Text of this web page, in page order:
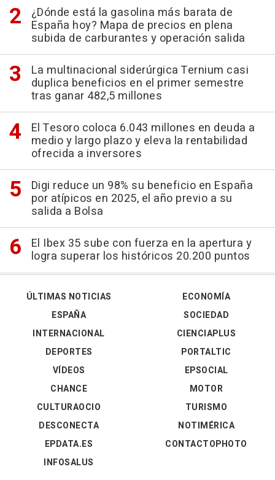
¿Dónde está la gasolina más barata de
España hoy? Mapa de precios en plena
subida de carburantes y operación salida
La multinacional siderúrgica Ternium casi
duplica beneficios en el primer semestre
tras ganar 482,5 millones
El Tesoro coloca 6.043 millones en deuda a
medio y largo plazo y eleva la rentabilidad
ofrecida a inversores
Digi reduce un 98% su beneficio en España
por atípicos en 2025, el año previo a su
salida a Bolsa
El Ibex 35 sube con fuerza en la apertura y
logra superar los históricos 20.200 puntos
ÚLTIMAS NOTICIAS
ESPAÑA
INTERNACIONAL
DEPORTES
VÍDEOS
ECONOMÍA
SOCIEDAD
CIENCIAPLUS
PORTALTIC
EPSOCIAL
CHANCE
CULTURAOCIO
DESCONECTA
EPDATA.ES
INFOSALUS
MOTOR
TURISMO
NOTIMÉRICA
CONTACTOPHOTO